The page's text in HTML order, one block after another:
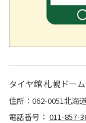
タイヤ館 札幌ドー
住所：062-0051北海
電話番号： 011-857-